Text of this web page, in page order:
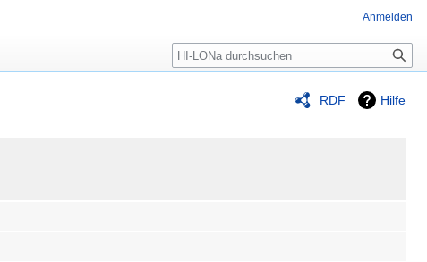
RDF Hilfe
Anmelden